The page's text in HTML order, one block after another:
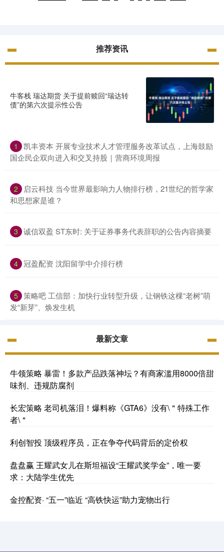
推荐资讯
牛客栈 瑞达期货 关于提前赎回“瑞达转
债”的第六次提示性公告
1
凯丰资本 开展专业技术人才管理服务改革试点，上海鼓励
国企民企双向进入和交叉持股｜营商环境周报
2
启云科技 当今世界最影响力人物排行榜，21世纪的哲学家
和思想家是谁？
3 诚信双盈 ST东时: 关于证券事务代表辞职的公告内容摘要
4 冠盈配资 沈阳留学中介排行榜
5 策略吧 工信部：加快行业转型升级，让钢铁这棵“老树”萌
发“新芽”、焕发生机
最新文章
牛领策略 暴雷！多款产品跌落神坛？有商家滥用8000倍甜
味剂、违规防腐剂
长宏策略 老司机落泪！爆料称《GTA6》没有\＂特殊工作
者\＂
利创智投 顶级程序员，正在争夺代码背后的定价权
盘盘赢 王耀武女儿在斯坦福设“王耀武奖学金”，唯一要
求：大陆学生优先
金控配资· “五一”临近 “高铁快运”助力宠物出行